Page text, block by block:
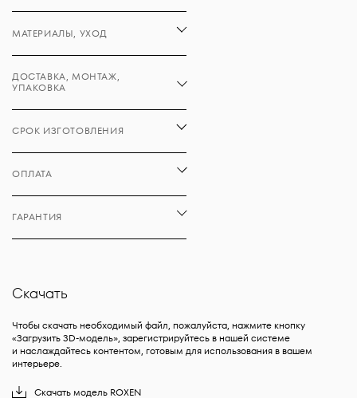
МАТЕРИАЛЫ, УХОД
ДОСТАВКА, МОНТАЖ,
УПАКОВКА
СРОК ИЗГОТОВЛЕНИЯ
ОПЛАТА
ГАРАНТИЯ
Скачать
Чтобы скачать необходимый файл, пожалуйста, нажмите кнопку
«Загрузить 3D-модель», зарегистрируйтесь в нашей системе
и наслаждайтесь контентом, готовым для использования в вашем
интерьере.
Скачатьмодель ROXEN